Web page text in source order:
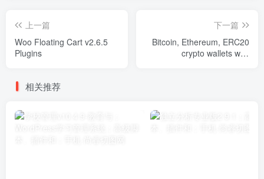
上一篇
Woo Floating Cart v2.6.5
Plugins
下一篇
Bitcoin, Ethereum, ERC20
crypto wallets with
相关推荐